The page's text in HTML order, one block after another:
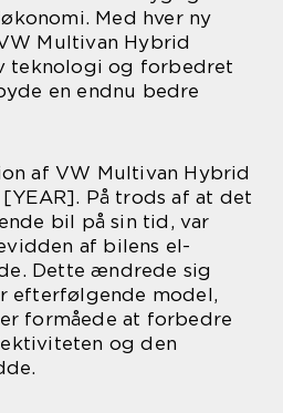
Med hver ny
Multivan Hybrid
teknologi og forbedret
en endnu bedre
af VW Multivan Hybrid
På trods af at det
bil på sin tid, var
af bilens el-
Dette ændrede sig
efterfølgende model,
formåede at forbedre
og den